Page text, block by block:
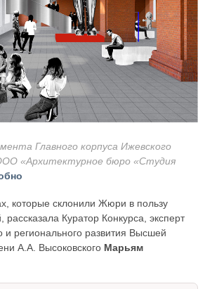
Главного корпуса Ижевского
«Архитектурное бюро «Студия
которые склонили Жюри в пользу
Куратор Конкурса, эксперт
и регионального развития Высшей
А.А. Высоковского Марьям